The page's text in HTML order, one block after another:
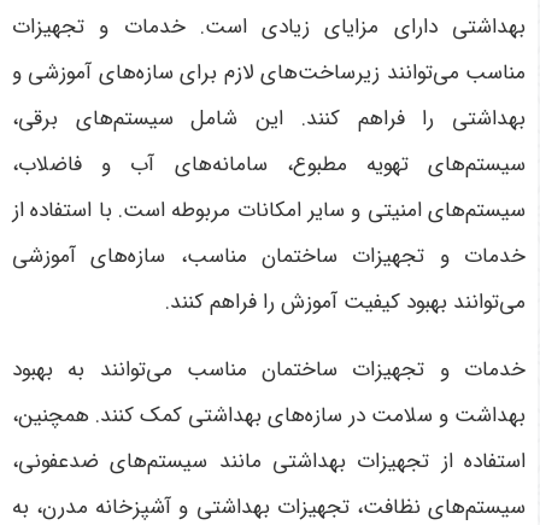
بهداشتی دارای مزایای زیادی است. خدمات و تجهیزات
مناسب می‌توانند زیرساخت‌های لازم برای سازه‌های آموزشی و
بهداشتی را فراهم کنند. این شامل سیستم‌های برقی،
سیستم‌های تهویه مطبوع، سامانه‌های آب و فاضلاب،
سیستم‌های امنیتی و سایر امکانات مربوطه است. با استفاده از
خدمات و تجهیزات ساختمان مناسب، سازه‌های آموزشی
می‌توانند بهبود کیفیت آموزش را فراهم کنند.
خدمات و تجهیزات ساختمان مناسب می‌توانند به بهبود
بهداشت و سلامت در سازه‌های بهداشتی کمک کنند. همچنین،
استفاده از تجهیزات بهداشتی مانند سیستم‌های ضدعفونی،
سیستم‌های نظافت، تجهیزات بهداشتی و آشپزخانه مدرن، به